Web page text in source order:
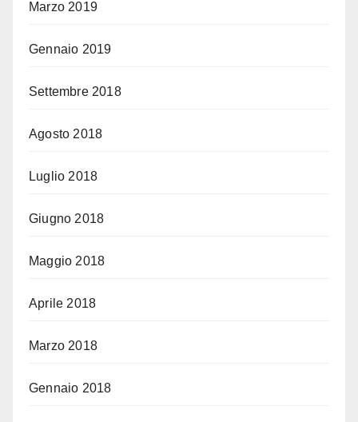
Marzo 2019
Gennaio 2019
Settembre 2018
Agosto 2018
Luglio 2018
Giugno 2018
Maggio 2018
Aprile 2018
Marzo 2018
Gennaio 2018